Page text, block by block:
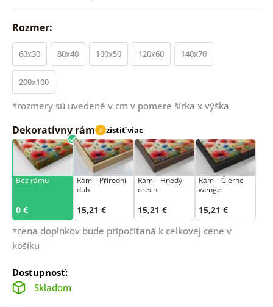
Rozmer:
60x30 80x40 100x50 120x60 140x70
200x100
*rozmery sú uvedené v cm v pomere šírka x výška
Dekoratívny rám i zistiť viac
Bez rámu
0 €
Rám –⁠⁠⁠⁠⁠⁠ Přírodní
dub
15,21 €
Rám – Hnedý
orech
15,21 €
Rám – Čierne
wenge
15,21 €
*cena doplnkov bude pripočítaná k celkovej cene v
košíku
Dostupnosť:
Skladom